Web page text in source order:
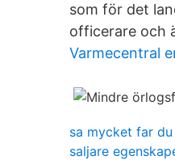
som för det
officerare och
Varmecentral
sa mycket far
saljare